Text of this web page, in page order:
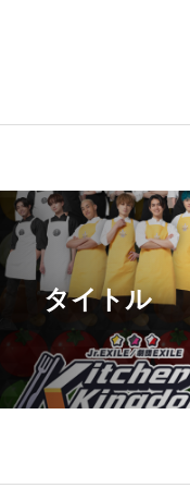
タイトル